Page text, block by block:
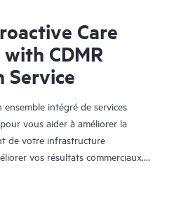
Care
CDMR
Service
intégré de services
vous aider à améliorer la
de votre infrastructure
vos résultats commerciaux.
de fonctionner ensemble